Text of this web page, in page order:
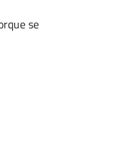
se